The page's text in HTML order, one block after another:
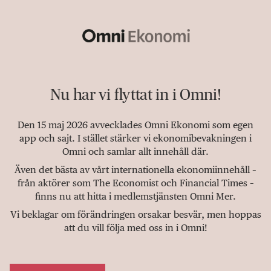
Nu har vi flyttat in i Omni!
Den 15 maj 2026 avvecklades Omni Ekonomi som egen
app och sajt. I stället stärker vi ekonomibevakningen i
Omni och samlar allt innehåll där.
Även det bästa av vårt internationella ekonomiinnehåll –
från aktörer som The Economist och Financial Times –
finns nu att hitta i medlemstjänsten Omni Mer.
Vi beklagar om förändringen orsakar besvär, men hoppas
att du vill följa med oss in i Omni!